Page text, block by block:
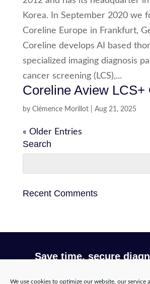
We use cookies to optimize our website, our service
Korea. In September 2020 we
Coreline Europe in Frankfurt,
Coreline develops AI based
specialized imaging diagnosis
cancer screening (LCS),...
Coreline Aview LCS+
by Clémence Morillot| Aug 21, 2025
« Older Entries
Search
Recent Comments
Save time, secure